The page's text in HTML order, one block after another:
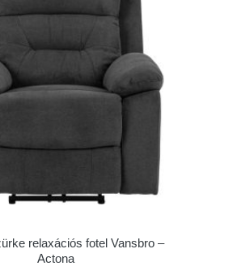
relaxációs fotel Vansbro –
Actona